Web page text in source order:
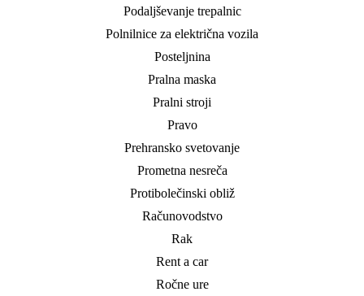
Podaljševanje trepalnic
Polnilnice za električna vozila
Posteljnina
Pralna maska
Pralni stroji
Pravo
Prehransko svetovanje
Prometna nesreča
Protibolečinski obliž
Računovodstvo
Rak
Rent a car
Ročne ure